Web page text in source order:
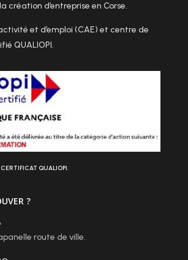
création d’entreprise en Corse.
et d’emploi (CAE) et centre de
QUALIOPI.
QUALIOPI.
?
route de ville.